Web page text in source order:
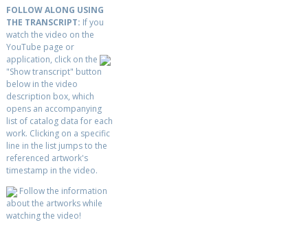
FOLLOW ALONG USING
THE TRANSCRIPT: If you
watch the video on the
YouTube page or
application, click on the
"Show transcript" button
below in the video
description box, which
opens an accompanying
list of catalog data for each
work. Clicking on a specific
line in the list jumps to the
referenced artwork's
timestamp in the video.
Follow the information
about the artworks while
watching the video!